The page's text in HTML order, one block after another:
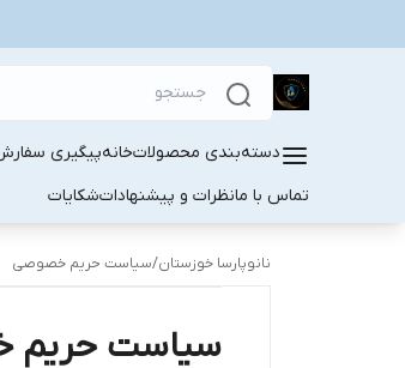
دسته‌بندی محصولاتخانهپیگیری
تماس با مانظرات و پیشنهاداتشکایات
نانوپارسا خوزستان/سیاست حریم خصوصی
سیاست حریم